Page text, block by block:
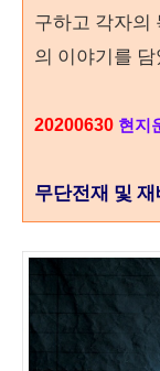
구하고 각자의
의 이야기를 담
20200630 현지
무단전재 및 재